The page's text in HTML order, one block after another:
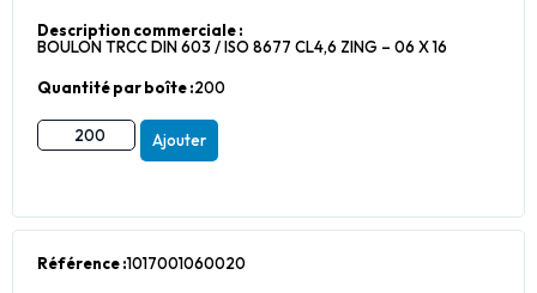
Description commerciale :
BOULON TRCC DIN 603 / ISO 8677 CL4,6 ZING – 06 X 16
Quantité par boîte :200
Ajouter
Référence :1017001060020